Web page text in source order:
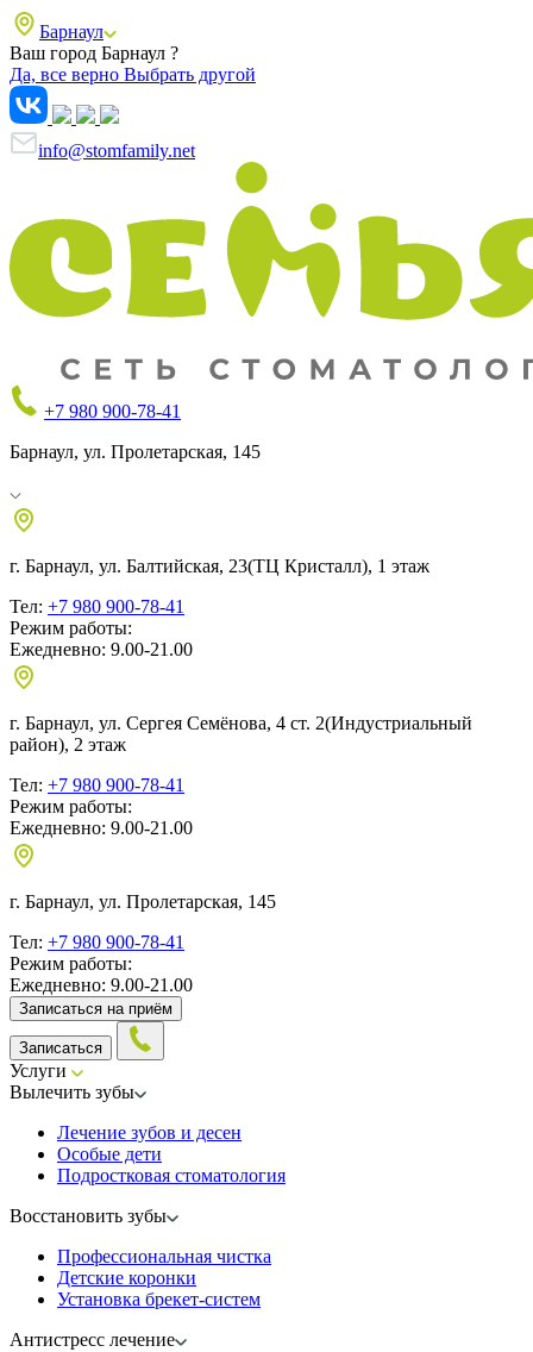
Барнаул
Ваш город Барнаул ?
Да, все верно Выбрать другой
info@stomfamily.net
+7 980 900-78-41
Барнаул, ул. Пролетарская, 145
г. Барнаул, ул. Балтийская, 23(ТЦ Кристалл), 1 этаж
Тел: +7 980 900-78-41
Режим работы:
Ежедневно: 9.00-21.00
г. Барнаул, ул. Сергея Семёнова, 4 ст. 2(Индустриальный
район), 2 этаж
Тел: +7 980 900-78-41
Режим работы:
Ежедневно: 9.00-21.00
г. Барнаул, ул. Пролетарская, 145
Тел: +7 980 900-78-41
Режим работы:
Ежедневно: 9.00-21.00
Записаться на приём
Записаться
Услуги
Вылечить зубы
Лечение зубов и десен
Особые дети
Подростковая стоматология
Восстановить зубы
Профессиональная чистка
Детские коронки
Установка брекет-систем
Антистресс лечение